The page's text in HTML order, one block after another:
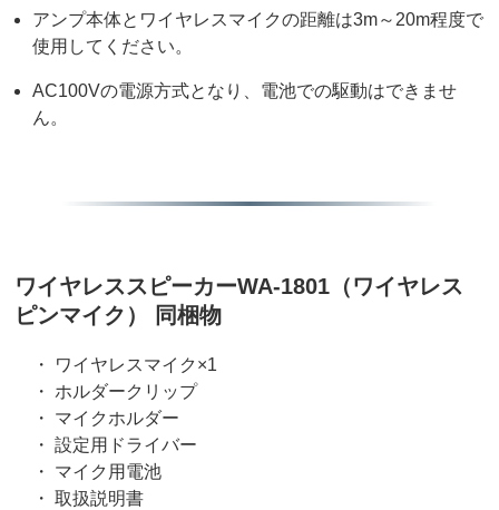
アンプ本体とワイヤレスマイクの距離は3m～20m程度で
使用してください。
AC100Vの電源方式となり、電池での駆動はできませ
ん。
ワイヤレススピーカーWA-1801（ワイヤレス
ピンマイク） 同梱物
・ ワイヤレスマイク×1
・ ホルダークリップ
・ マイクホルダー
・ 設定用ドライバー
・ マイク用電池
・ 取扱説明書